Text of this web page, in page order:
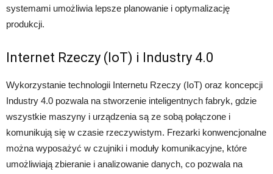
systemami umożliwia lepsze planowanie i optymalizację
produkcji.
Internet Rzeczy (IoT) i Industry 4.0
Wykorzystanie technologii Internetu Rzeczy (IoT) oraz koncepcji
Industry 4.0 pozwala na stworzenie inteligentnych fabryk, gdzie
wszystkie maszyny i urządzenia są ze sobą połączone i
komunikują się w czasie rzeczywistym. Frezarki konwencjonalne
można wyposażyć w czujniki i moduły komunikacyjne, które
umożliwiają zbieranie i analizowanie danych, co pozwala na